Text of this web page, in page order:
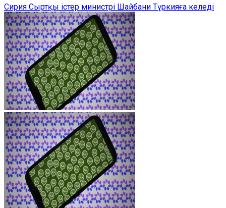
Сирия Сыртқы істер министрі Шайбани Түркияға келеді